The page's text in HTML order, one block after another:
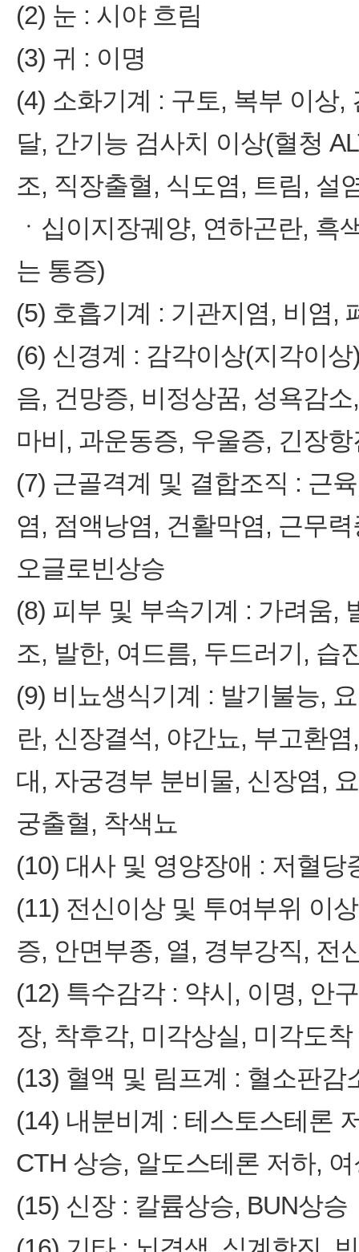
(2) 눈 : 시야 흐림
(3) 귀 : 이명
(4) 소화기계 : 구토, 복부 이상
달, 간기능 검사치 이상(혈청
조, 직장출혈, 식도염, 트림, 설
ㆍ십이지장궤양, 연하곤란, 흑
는 통증)
(5) 호흡기계 : 기관지염, 비염,
(6) 신경계 : 감각이상(지각이
음, 건망증, 비정상꿈, 성욕감
마비, 과운동증, 우울증, 긴장항
(7) 근골격계 및 결합조직 : 근
염, 점액낭염, 건활막염, 근무
오글로빈상승
(8) 피부 및 부속기계 : 가려움,
조, 발한, 여드름, 두드러기, 습
(9) 비뇨생식기계 : 발기불능,
란, 신장결석, 야간뇨, 부고환
대, 자궁경부 분비물, 신장염,
궁출혈, 착색뇨
(10) 대사 및 영양장애 : 저혈
(11) 전신이상 및 투여부위 이
증, 안면부종, 열, 경부강직, 전
(12) 특수감각 : 약시, 이명, 안
장, 착후각, 미각상실, 미각도착
(13) 혈액 및 림프계 : 혈소판감
(14) 내분비계 : 테스토스테론
CTH 상승, 알도스테론 저하,
(15) 신장 : 칼륨상승, BUN상승